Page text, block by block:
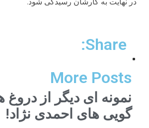
Share:
More Posts
نمونه ای دیگر از دروغ
گویی های احمدی نژاد!